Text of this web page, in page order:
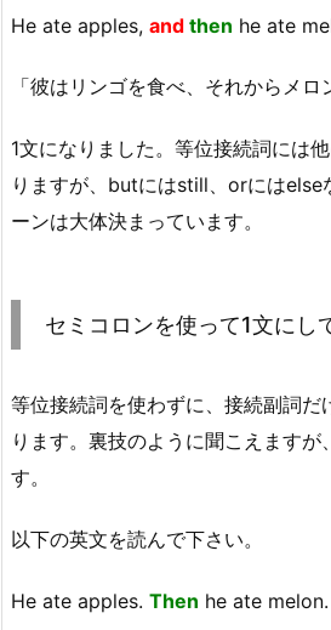
He ate apples, and then he ate
「彼はリンゴを食べ、それからメロ
1文になりました。等位接続詞には
りますが、butにはstill、orにはelse
ーンは大体決まっています。
セミコロンを使って1文にし
等位接続詞を使わずに、接続副詞だ
ります。裏技のように聞こえますが
す。
以下の英文を読んで下さい。
He ate apples. Then he ate melon.